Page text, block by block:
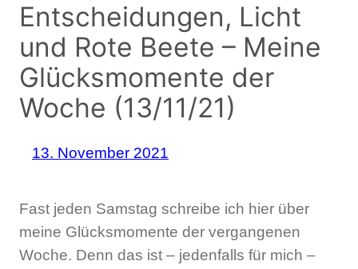
Entscheidungen, Licht
und Rote Beete – Meine
Glücksmomente der
Woche (13/11/21)
13. November 2021
Fast jeden Samstag schreibe ich hier über
meine Glücksmomente der vergangenen
Woche. Denn das ist – jedenfalls für mich –